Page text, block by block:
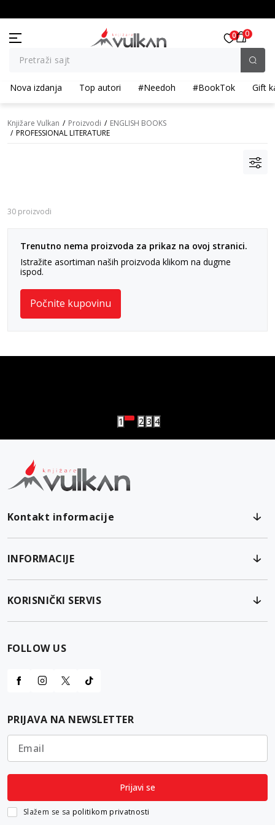
Pretraži sajt
0 0
Nova izdanja Top autori #Needoh #BookTok Gift
Knjižare Vulkan Proizvodi
ENGLISH BOOKS
PROFESSIONAL LITERATURE
30 proizvodi
Trenutno nema proizvoda za prikaz na ovoj stranici.
Istražite asortiman naših proizvoda klikom na dugme
ispod.
Počnite kupovinu
1 2 3 4
Kontakt informacije
INFORMACIJE
KORISNIČKI SERVIS
FOLLOW US
PRIJAVA NA NEWSLETTER
Email
Prijavi se
Slažem se sa politikom privatnosti